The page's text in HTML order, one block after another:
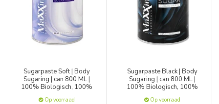
Sugarpaste Soft | Body
Sugaring | can 800 ML |
100% Biologisch, 100%
Op voorraad
Sugarpaste Black | Body
Sugaring | can 800 ML |
100% Biologisch, 100%
Op voorraad